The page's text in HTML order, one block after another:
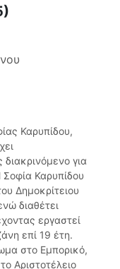
Καρυπίδου,
για
Σοφία Καρυπίδου
Δημοκρίτειου
διαθέτει
εργαστεί
επί 19 έτη.
στο Εμπορικό,
Αριστοτέλειο